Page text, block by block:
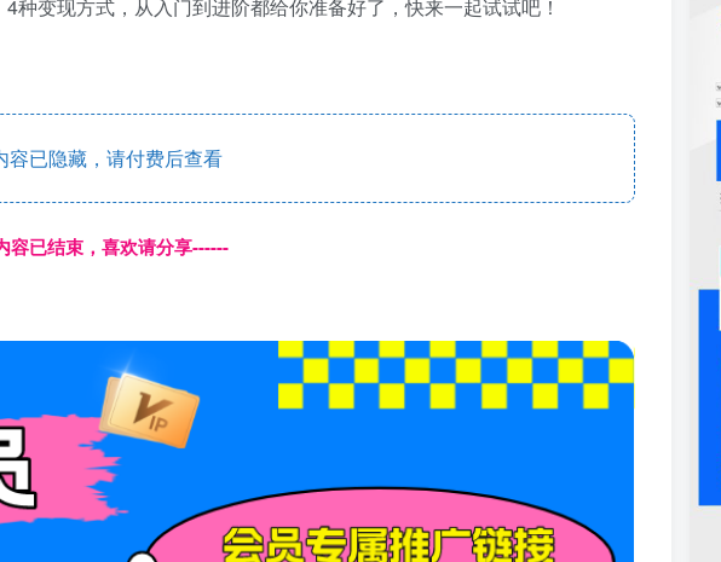
变现方式，从入门到进阶都给你准备好了，快来一起试试吧！
已隐藏，请付费后查看
容已结束，喜欢请分享------